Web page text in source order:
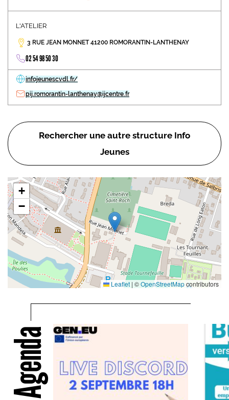
L'ATELIER
3 RUE JEAN MONNET 41200 ROMORANTIN-LANTHENAY
02 54 98 50 30
infojeunescvdl.fr/
pij.romorantin-lanthenay@ijcentre.fr
Rechercher une autre structure Info
Jeunes
+
−
Leaflet | ©OpenStreetMapcontributors
Agenda